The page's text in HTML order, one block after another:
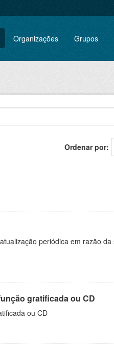
Organizações Grupos
Ordenar por
periódica em razão
gratificada ou CD
ou CD